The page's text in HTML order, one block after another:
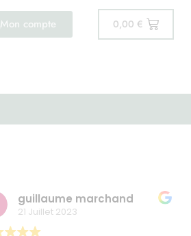
Mon compte 0,00 €
guillaume marchand
21 Juillet 2023